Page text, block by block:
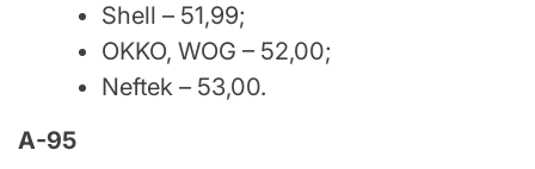
Shell – 51,99;
OKKO, WOG – 52,00;
Neftek – 53,00.
А-95